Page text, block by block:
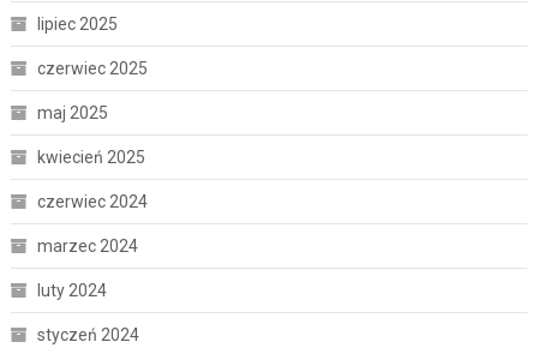
lipiec 2025
czerwiec 2025
maj 2025
kwiecień 2025
czerwiec 2024
marzec 2024
luty 2024
styczeń 2024